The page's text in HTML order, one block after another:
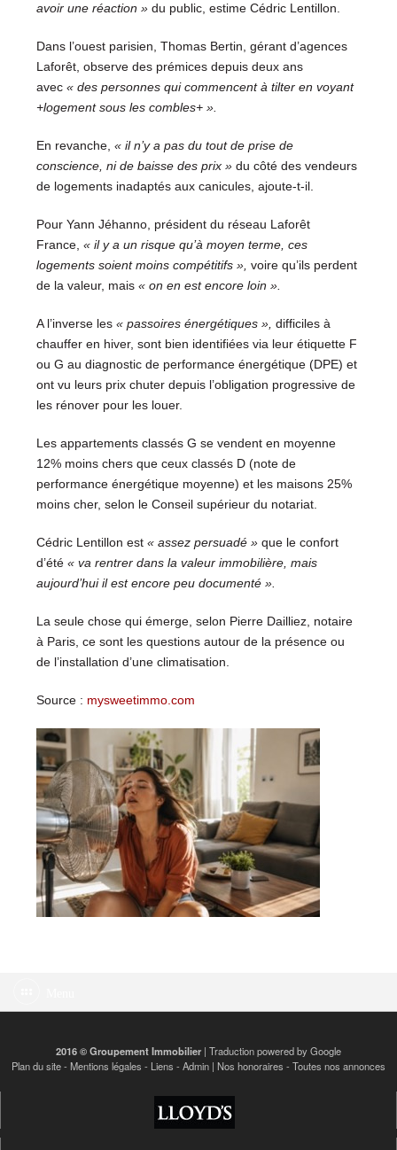
avoir une réaction » du public, estime Cédric Lentillon.
Dans l’ouest parisien, Thomas Bertin, gérant d’agences
Laforêt, observe des prémices depuis deux ans
avec « des personnes qui commencent à tilter en voyant
+logement sous les combles+ ».
En revanche, « il n’y a pas du tout de prise de
conscience, ni de baisse des prix »du côté des vendeurs
de logements inadaptés aux canicules, ajoute-t-il.
Pour Yann Jéhanno, président du réseau Laforêt
France, « il y a un risque qu’à moyen terme, ces
logements soient moins compétitifs », voire qu’ils perdent
de la valeur, mais « on en est encore loin ».
A l’inverse les « passoires énergétiques », difficiles à
chauffer en hiver, sont bien identifiées via leur étiquette F
ou G au diagnostic de performance énergétique (DPE) et
ont vu leurs prix chuter depuis l’obligation progressive de
les rénover pour les louer.
Les appartements classés G se vendent en moyenne
12% moins chers que ceux classés D (note de
performance énergétique moyenne) et les maisons 25%
moins cher, selon le Conseil supérieur du notariat.
Cédric Lentillon est « assez persuadé »que le confort
d’été « va rentrer dans la valeur immobilière, mais
aujourd’hui il est encore peu documenté ».
La seule chose qui émerge, selon Pierre Dailliez, notaire
à Paris, ce sont les questions autour de la présence ou
de l’installation d’une climatisation.
Source : mysweetimmo.com
2016 © Groupement Immobilier | Traduction powered by Google
Plan du site- Mentions légales - Liens - Admin | Nos honoraires - Toutes nos annonces